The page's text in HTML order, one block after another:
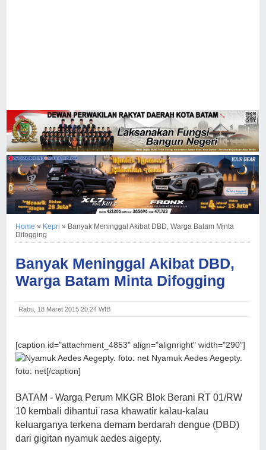
Home » Kepri » Banyak Meninggal Akibat DBD, Warga Batam Minta
Difogging
Banyak Meninggal Akibat DBD,
Warga Batam Minta Difogging
Rabu, 18 Maret 2015 20.24 WIB
[caption id="attachment_4853" align="alignright" width="290"]
Nyamuk Aedes Aegepty.
foto: net[/caption]
BATAM - Warga Perum MKGR Blok Berani RT 01/RW
10 kembali dihantui rasa khawatir kalau-kalau
keluarganya terkena demam berdarah dengue (DBD)
dari gigitan nyamuk aedes aigepty.